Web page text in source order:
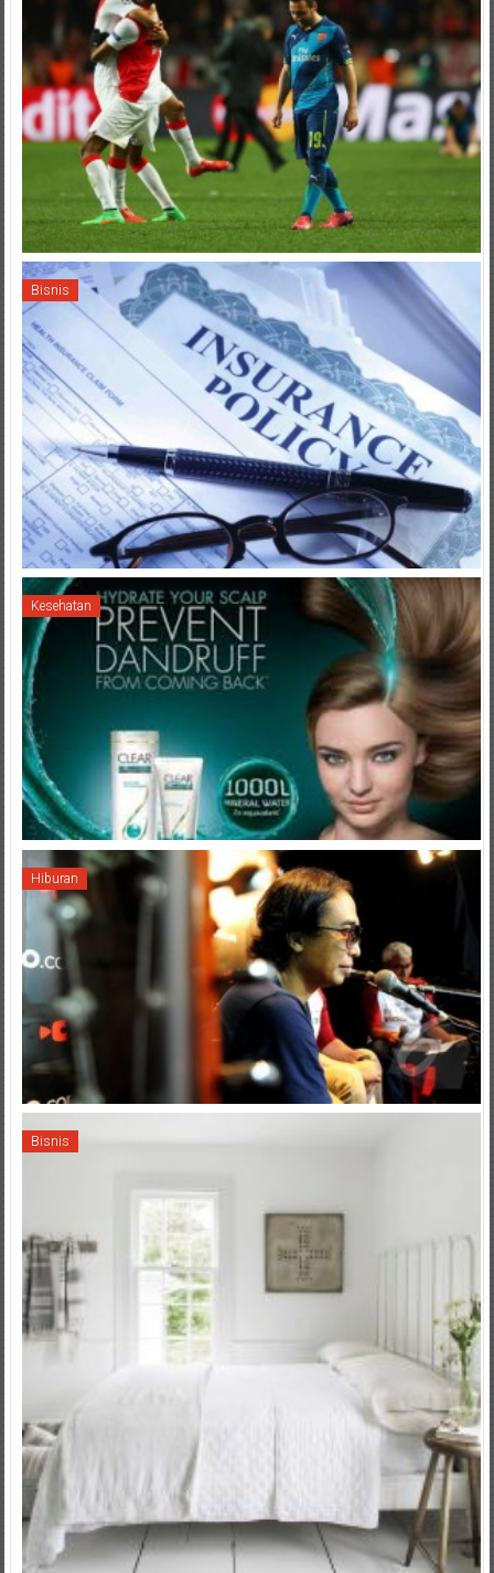
Bisnis
Kesehatan
Hiburan
Bisnis